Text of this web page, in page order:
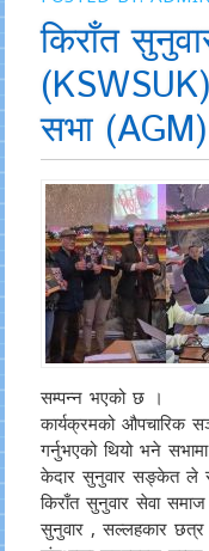
किराँत
(KSWSUK)
सभा
सम्पन्न भएको छ ।
कार्यक्रमको औपचारिक
गर्नुभएको थियो भने
केदार सुनुवार सङ्केत ले
किराँत सुनुवार सेवा समाज
सुनुवार , सल्लहकार छत्र